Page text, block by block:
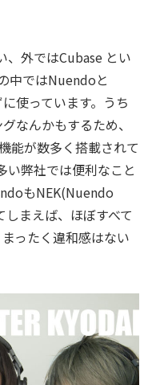
、外ではCubase とい
中ではNuendoと
使っています。うち
なんかもするため、
能が数多く搭載されて
弊社では便利なこと
もNEK(Nuendo
まえば、ほぼすべて
ったく違和感はない